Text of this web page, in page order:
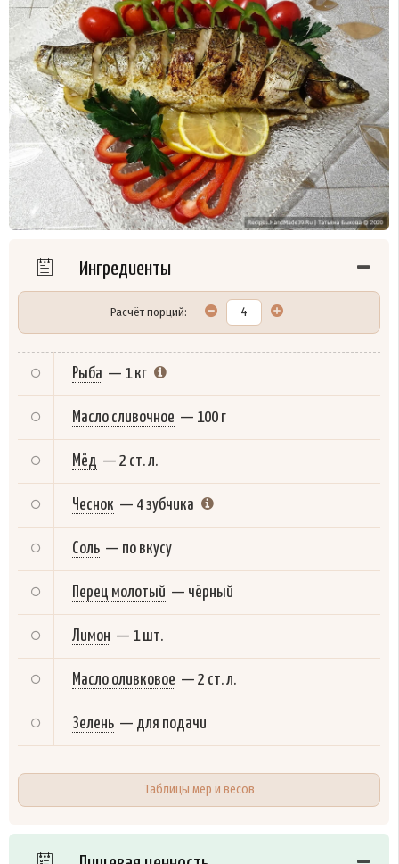
Ингредиенты
Расчёт порций:
Рыба — 1 кг
Масло сливочное — 100 г
Мёд — 2 ст. л.
Чеснок — 4 зубчика
Соль — по вкусу
Перец молотый — чёрный
Лимон — 1 шт.
Масло оливковое — 2 ст. л.
Зелень — для подачи
Таблицы мер и весов